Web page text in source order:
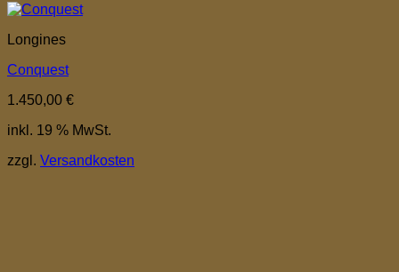
Longines
Conquest
1.450,00 €
inkl. 19 % MwSt.
zzgl. Versandkosten